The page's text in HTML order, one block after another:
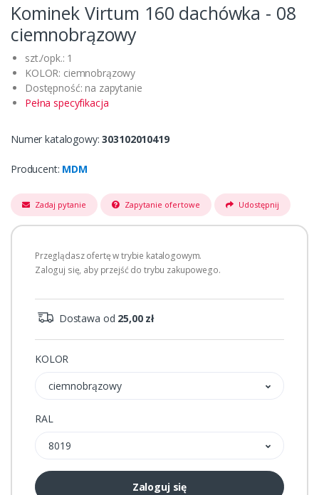
Kominek Virtum 160 dachówka - 08
ciemnobrązowy
szt./opk.: 1
KOLOR: ciemnobrązowy
Dostępność: na zapytanie
Pełna specyfikacja
Numer katalogowy:303102010419
Producent: MDM
Zadaj pytanie Zapytanie ofertowe Udostępnij
Przeglądasz ofertę w trybie katalogowym.
Zaloguj się, aby przejść do trybu zakupowego.
Dostawa od 25,00 zł
KOLOR
ciemnobrązowy
RAL
8019
Zaloguj się